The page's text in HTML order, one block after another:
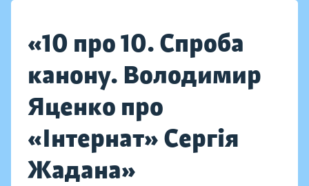
«10 про 10. Спроба
канону. Володимир
Яценко про
«Інтернат» Сергія
Жадана»